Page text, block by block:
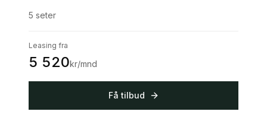
5 seter
Leasing fra
5 520kr/mnd
Få tilbud